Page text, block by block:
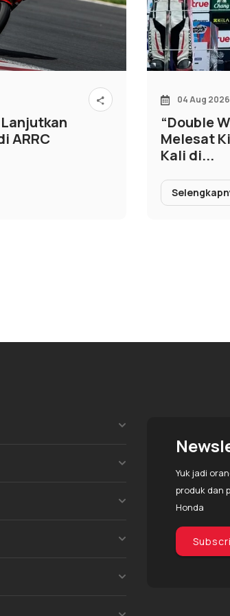
ARRC
04 Aug 2026
“Double
Melesat
Kali di...
Yuk jadi
produk dan
Honda